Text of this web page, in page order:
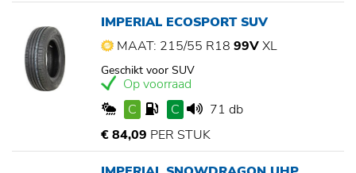
IMPERIAL ECOSPORT SUV
MAAT: 215/55 R18 99VXL
Geschikt voor SUV
Op voorraad
C
C
71 db
€ 84,09 PER STUK